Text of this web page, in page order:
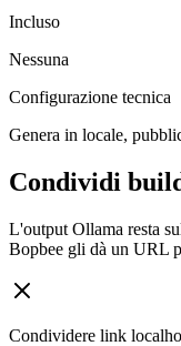
Incluso
Nessuna
Configurazione tecnica
Genera in locale,
Condividi
L'output Ollama resta
Bopbee gli dà un URL
Condividere link